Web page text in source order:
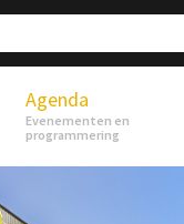
Agenda
Evenementen en
programmering